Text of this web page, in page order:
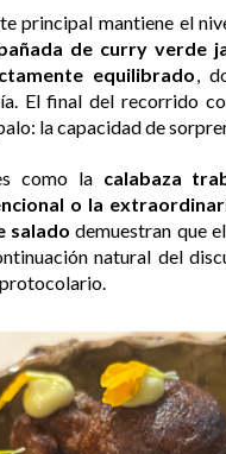
principal mantiene el
de curry verde
equilibrado,
El final del recorrido
la capacidad de
como la calabaza
o la
salado demuestran que
natural del